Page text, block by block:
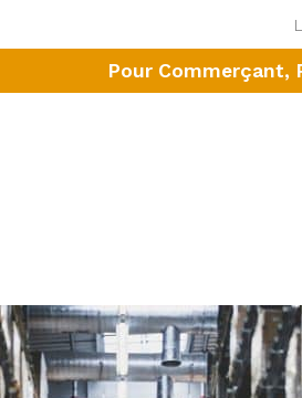
Pour Commerçant,